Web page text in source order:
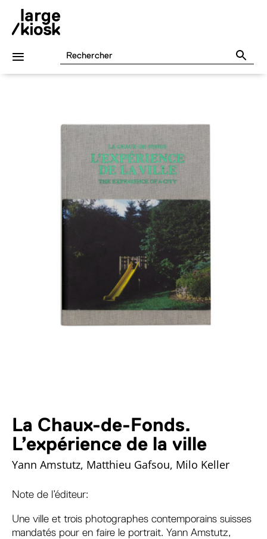
La Chaux-de-Fonds.
L’expérience de la ville
Yann Amstutz, Matthieu Gafsou, Milo Keller
Note de l’éditeur:
Une ville et trois photographes contemporains suisses
mandatés pour en faire le portrait. Yann Amstutz,